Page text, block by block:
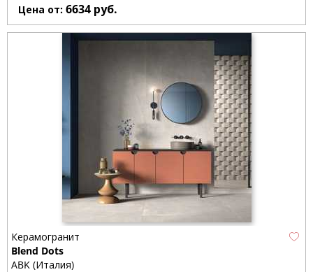
Цена от: 6634 руб.
Керамогранит
Blend Dots
ABK (Италия)